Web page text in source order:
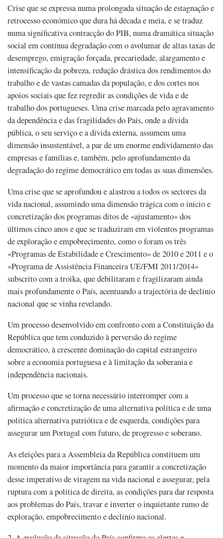
Crise que se expressa numa prolongada situação de estagnação e
retrocesso económico que dura há década e meia, e se traduz
numa significativa contracção do PIB, numa dramática situação
social em contínua degradação com o avolumar de altas taxas de
desemprego, emigração forçada, precariedade, alargamento e
intensificação da pobreza, redução drástica dos rendimentos do
trabalho e de vastas camadas da população, e dos cortes nos
apoios sociais que fez regredir as condições de vida e de
trabalho dos portugueses. Uma crise marcada pelo agravamento
da dependência e das fragilidades do País, onde a dívida
pública, o seu serviço e a dívida externa, assumem uma
dimensão insustentável, a par de um enorme endividamento das
empresas e famílias e, também, pelo aprofundamento da
degradação do regime democrático em todas as suas dimensões.
Uma crise que se aprofundou e alastrou a todos os sectores da
vida nacional, assumindo uma dimensão trágica com o início e
concretização dos programas ditos de «ajustamento» dos
últimos cinco anos e que se traduziram em violentos programas
de exploração e empobrecimento, como o foram os três
«Programas de Estabilidade e Crescimento» de 2010 e 2011 e o
«Programa de Assistência Financeira UE/FMI 2011/2014»
subscrito com a troika, que debilitaram e fragilizaram ainda
mais profundamente o País, acentuando a trajectória de declínio
nacional que se vinha revelando.
Um processo desenvolvido em confronto com a Constituição da
República que tem conduzido à perversão do regime
democrático, à crescente dominação do capital estrangeiro
sobre a economia portuguesa e à limitação da soberania e
independência nacionais.
Um processo que se torna necessário interromper com a
afirmação e concretização de uma alternativa política e de uma
política alternativa patriótica e de esquerda, condições para
assegurar um Portugal com futuro, de progresso e soberano.
As eleições para a Assembleia da República constituem um
momento da maior importância para garantir a concretização
desse imperativo de viragem na vida nacional e assegurar, pela
ruptura com a política de direita, as condições para dar resposta
aos problemas do País, travar e inverter o inquietante rumo de
exploração, empobrecimento e declínio nacional.